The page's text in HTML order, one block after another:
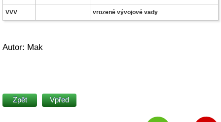
VVV vrozené vývojové vady
Autor: Mak
Zpět Vpřed